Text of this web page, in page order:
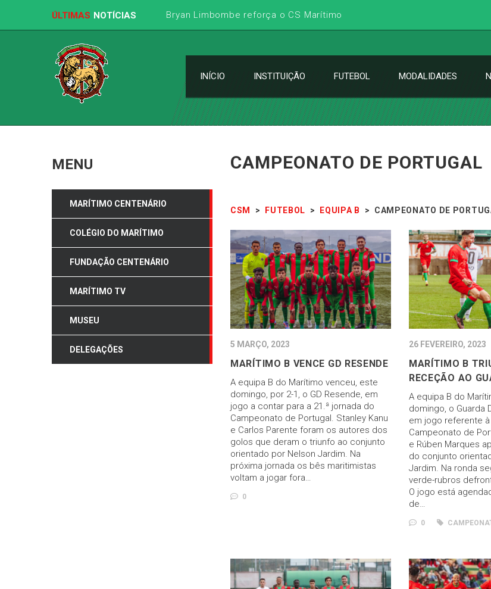
ÚLTIMAS NOTÍCIAS Bryan Limbombe reforça o CS Marítimo
INÍCIO INSTITUIÇÃO FUTEBOL MODALIDADES
CAMPEONATO DE PORTUGAL
CSM > FUTEBOL > EQUIPA B > CAMPEONATO DE
5 MARÇO, 2023
MARÍTIMO B VENCE GD RESENDE
A equipa B do Marítimo venceu, este
domingo, por 2-1, o GD Resende, em
jogo a contar para a 21.ª jornada do
Campeonato de Portugal. Stanley Kanu
e Carlos Parente foram os autores dos
golos que deram o triunfo ao conjunto
orientado por Nelson Jardim. Na
próxima jornada os bês maritimistas
voltam a jogar fora…
0
26 FEVEREIRO, 2023
MARÍTIMO B
RECEÇÃO AO
A equipa B do
domingo, o Guarda
em jogo referente à
Campeonato de
e Rúben Marques
do conjunto
Jardim. Na ronda
verde-rubros
O jogo está
de…
0
MENU
MARÍTIMO CENTENÁRIO
COLÉGIO DO MARÍTIMO
FUNDAÇÃO CENTENÁRIO
MARÍTIMO TV
MUSEU
DELEGAÇÕES